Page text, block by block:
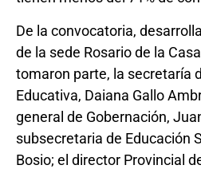
De la convocatoria,
de la sede Rosario de la
tomaron parte, la secretaría
Educativa, Daiana Gallo
general de Gobernación,
subsecretaria de Educación
Bosio; el director Provincial